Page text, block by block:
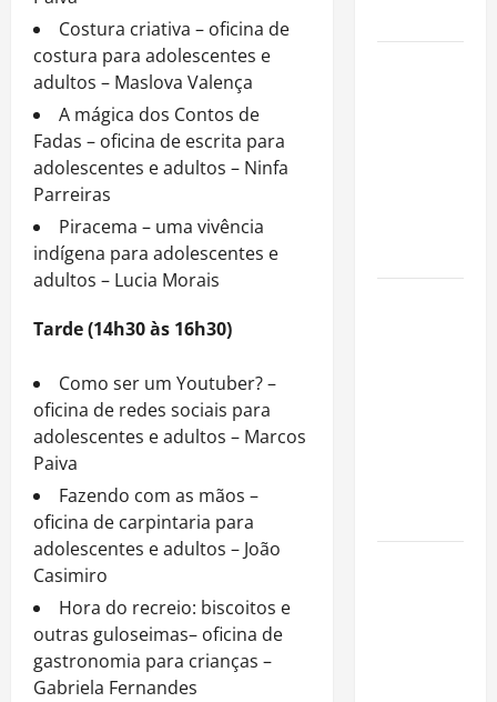
Costura criativa – oficina de
costura para adolescentes e
adultos – Maslova Valença
A mágica dos Contos de
Fadas – oficina de escrita para
adolescentes e adultos – Ninfa
Parreiras
Piracema – uma vivência
indígena para adolescentes e
adultos – Lucia Morais
Tarde (14h30 às 16h30)
Como ser um Youtuber? –
oficina de redes sociais para
adolescentes e adultos – Marcos
Paiva
Fazendo com as mãos –
oficina de carpintaria para
adolescentes e adultos – João
Casimiro
Hora do recreio: biscoitos e
outras guloseimas– oficina de
gastronomia para crianças –
Gabriela Fernandes